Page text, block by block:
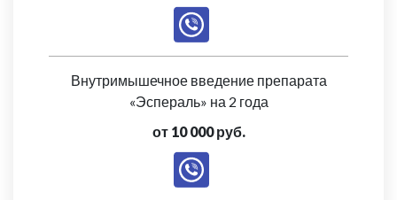
Внутримышечное введение препарата
«Эспераль» на 2 года
от 10 000 руб.